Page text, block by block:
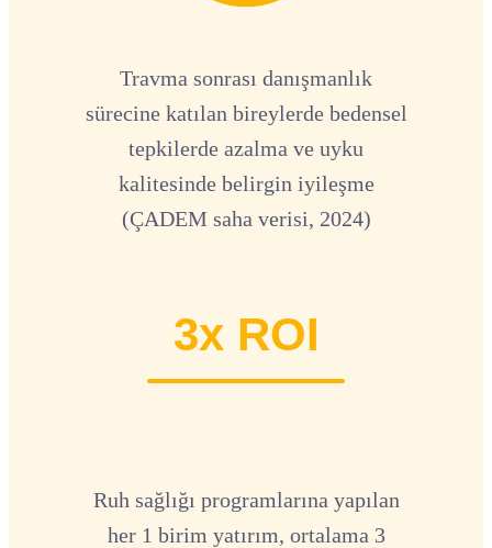
Travma sonrası danışmanlık
sürecine katılan bireylerde bedensel
tepkilerde azalma ve uyku
kalitesinde belirgin iyileşme
(ÇADEM saha verisi, 2024)
3x ROI
Ruh sağlığı programlarına yapılan
her 1 birim yatırım, ortalama 3